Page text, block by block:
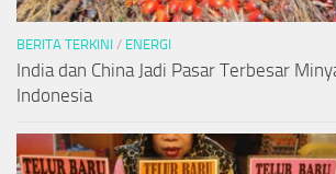
BERITA TERKINI / ENERGI
India dan China Jadi Pasar Terbesar
Indonesia